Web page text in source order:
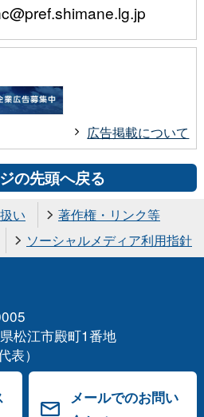
広告掲載について
の先頭へ戻る
い
著作権・リンク等
ソーシャルメディア利用指針
松江市殿町1番地
）
メールでのお問い